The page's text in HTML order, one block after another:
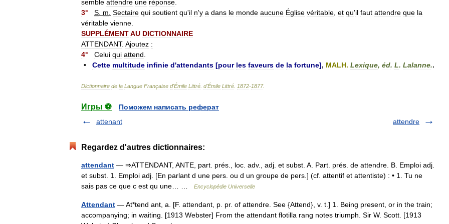
semble attendre une réponse
3° S m Sectaire qui soutient qu'il n'y a dans le monde aucune Église véritable et qu'il faut attendre que la
véritable vienne
SUPPLÉMENTAU DICTIONNAIRE
ATTENDANT. Ajoutez :
4° Celui qui attend
•
Cette multitude infinie d'attendants [pour les faveurs de la fortune], MALH. Lexique, éd. L. Lalanne..
Dictionnaire de la Langue Française d'Émile Littré d'Émile Littré 1872-1877.
Игры ⚽
Поможем написать реферат
attenant
attendre
Regardez d'autres dictionnaires:
attendant — ⇒ATTENDANT, ANTE, part. prés., loc. adv., adj. et subst. A. Part. prés. de attendre. B. Emploi adj.
et subst. 1. Emploi adj. [En parlant d une pers. ou d un groupe de pers.] (cf. attentif et attentiste) : • 1. Tu ne
sais pas ce que c est qu une… …
Encyclopédie Universelle
Attendant — At*tend ant, a. [F. attendant, p. pr. of attendre. See {Attend}, v. t.] 1. Being present, or in the train;
accompanying; in waiting. [1913 Webster] From the attendant flotilla rang notes triumph. Sir W. Scott. [1913